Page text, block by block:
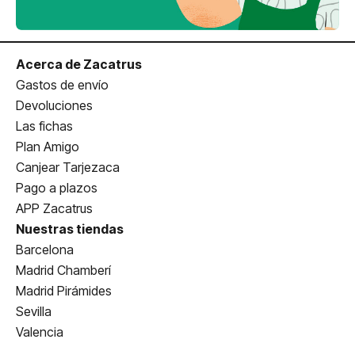
Acerca de Zacatrus
Gastos de envío
Devoluciones
Las fichas
Plan Amigo
Canjear Tarjezaca
Pago a plazos
APP Zacatrus
Nuestras tiendas
Barcelona
Madrid Chamberí
Madrid Pirámides
Sevilla
Valencia